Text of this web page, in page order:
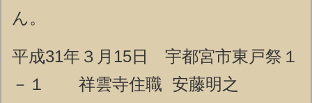
ん。
平成31年３月15日 宇都宮市東戸祭１
－１ 祥雲寺住職 安藤明之